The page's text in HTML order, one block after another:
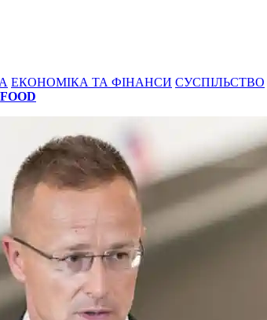
ЕКОНОМІКА ТА ФІНАНСИ СУСПІЛЬСТВО
FOOD